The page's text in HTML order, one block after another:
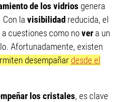
de los vidrios genera
la visibilidad reducida, el
cuestiones como nover a un
Afortunadamente, existen
desempañar desde el
los cristales, es clave